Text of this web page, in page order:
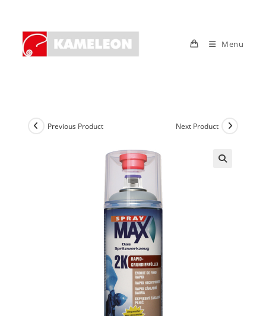
content
Menu
Previous Product Next Product